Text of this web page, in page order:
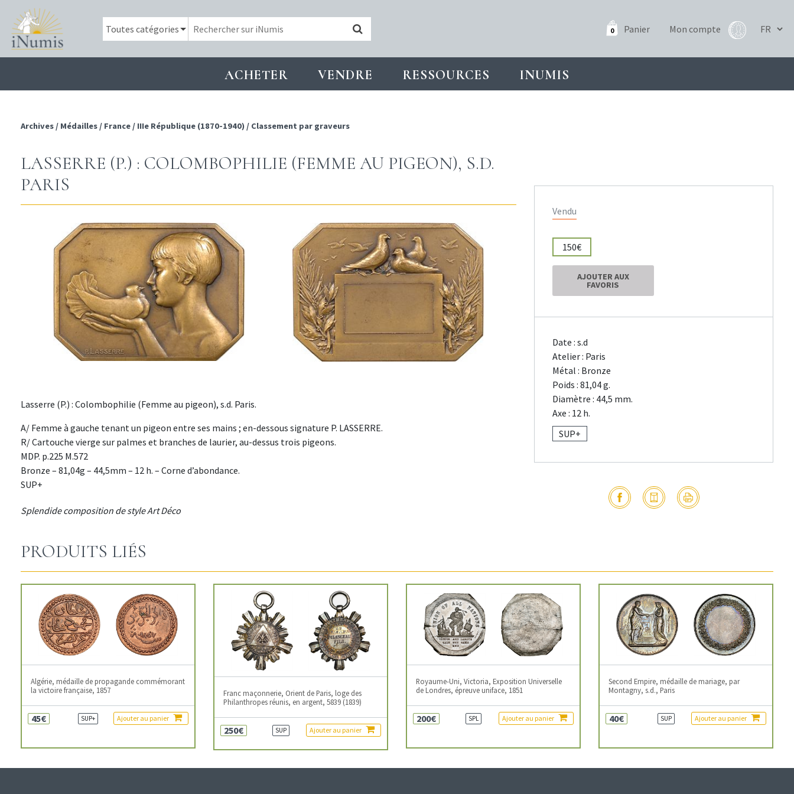
0 Panier Mon compte
ACHETER VENDRE RESSOURCES INUMIS
Archives / Médailles / France / IIIe République (1870-1940) / Classement par graveurs
LASSERRE (P.) : COLOMBOPHILIE (FEMME AU PIGEON), S.D.
PARIS
Lasserre (P.) : Colombophilie (Femme au pigeon), s.d. Paris.
A/ Femme à gauche tenant un pigeon entre ses mains ; en-dessous signature P. LASSERRE.
R/ Cartouche vierge sur palmes et branches de laurier, au-dessus trois pigeons.
MDP. p.225 M.572
Bronze – 81,04g – 44,5mm – 12 h. – Corne d’abondance.
SUP+
Splendide composition de style Art Déco
Vendu
150€
AJOUTER AUX
FAVORIS
Date : s.d
Atelier : Paris
Métal : Bronze
Poids : 81,04 g.
Diamètre : 44,5 mm.
Axe : 12 h.
SUP+
PRODUITS LIÉS
Algérie, médaille de propagande commémorant
la victoire française, 1857
45€ SUP+ Ajouter au panier
Franc maçonnerie, Orient de Paris, loge des
Philanthropes réunis, en argent, 5839 (1839)
250€ SUP Ajouter au panier
Royaume-Uni, Victoria, Exposition Universelle
de Londres, épreuve uniface, 1851
200€ SPL Ajouter au panier
Second Empire, médaille de mariage, par
Montagny, s.d., Paris
40€ SUP Ajouter au panier